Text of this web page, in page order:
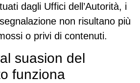
dagli Uffici dell’Autorità, i
non risultano più
o privi di contenuti.
suasion del
funziona